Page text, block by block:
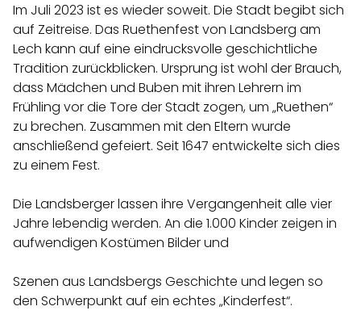
Im Juli 2023 ist es wieder soweit. Die Stadt begibt sich
auf Zeitreise. Das Ruethenfest von Landsberg am
Lech kann auf eine eindrucksvolle geschichtliche
Tradition zurückblicken. Ursprung ist wohl der Brauch,
dass Mädchen und Buben mit ihren Lehrern im
Frühling vor die Tore der Stadt zogen, um „Ruethen“
zu brechen. Zusammen mit den Eltern wurde
anschließend gefeiert. Seit 1647 entwickelte sich dies
zu einem Fest.
Die Landsberger lassen ihre Vergangenheit alle vier
Jahre lebendig werden. An die 1.000 Kinder zeigen in
aufwendigen Kostümen Bilder und
Szenen aus Landsbergs Geschichte und legen so
den Schwerpunkt auf ein echtes „Kinderfest“.